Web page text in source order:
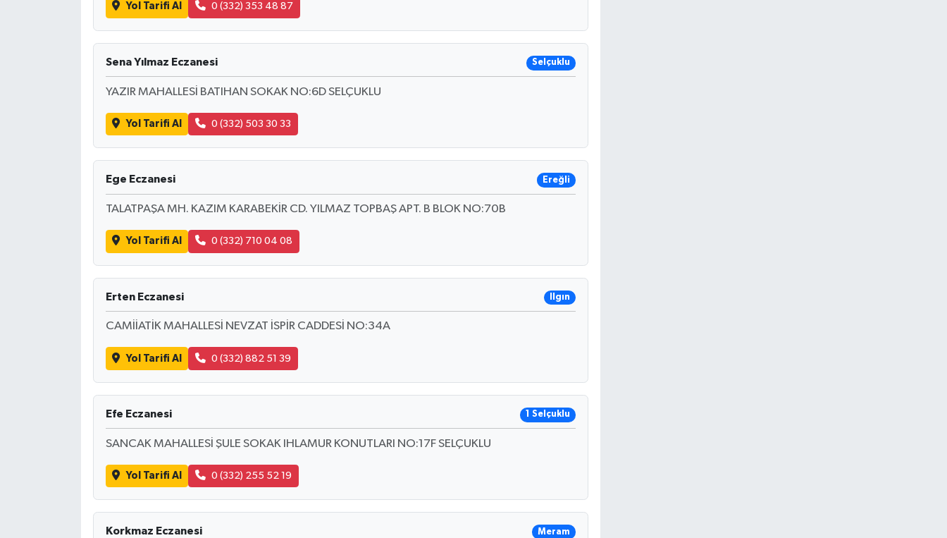
Yol Tarifi Al 0 (332) 353 48 87
Sena Yılmaz Eczanesi Selçuklu
YAZIR MAHALLESİ BATIHAN SOKAK NO:6D SELÇUKLU
Yol Tarifi Al 0 (332) 503 30 33
Ege Eczanesi Ereğli
TALATPAŞA MH. KAZIM KARABEKİR CD. YILMAZ TOPBAŞ APT. B BLOK NO:70B
Yol Tarifi Al 0 (332) 710 04 08
Erten Eczanesi Ilgın
CAMİİATİK MAHALLESİ NEVZAT İSPİR CADDESİ NO:34A
Yol Tarifi Al 0 (332) 882 51 39
Efe Eczanesi 1 Selçuklu
SANCAK MAHALLESİ ŞULE SOKAK IHLAMUR KONUTLARI NO:17F SELÇUKLU
Yol Tarifi Al 0 (332) 255 52 19
Korkmaz Eczanesi Meram